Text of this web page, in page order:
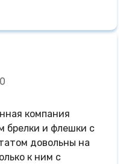
компания
брелки и флешки с
довольны на
к ним с